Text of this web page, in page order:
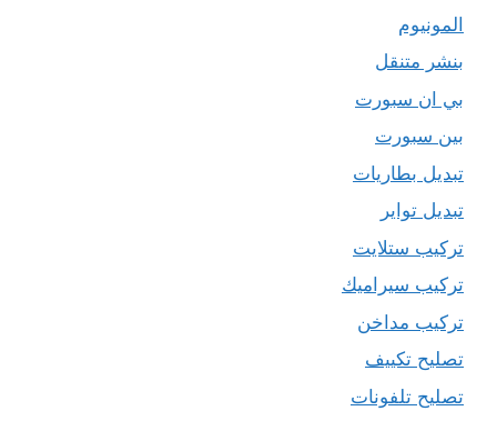
المونيوم
بنشر متنقل
بي ان سبورت
بين سبورت
تبديل بطاريات
تبديل تواير
تركيب ستلايت
تركيب سيراميك
تركيب مداخن
تصليح تكييف
تصليح تلفونات